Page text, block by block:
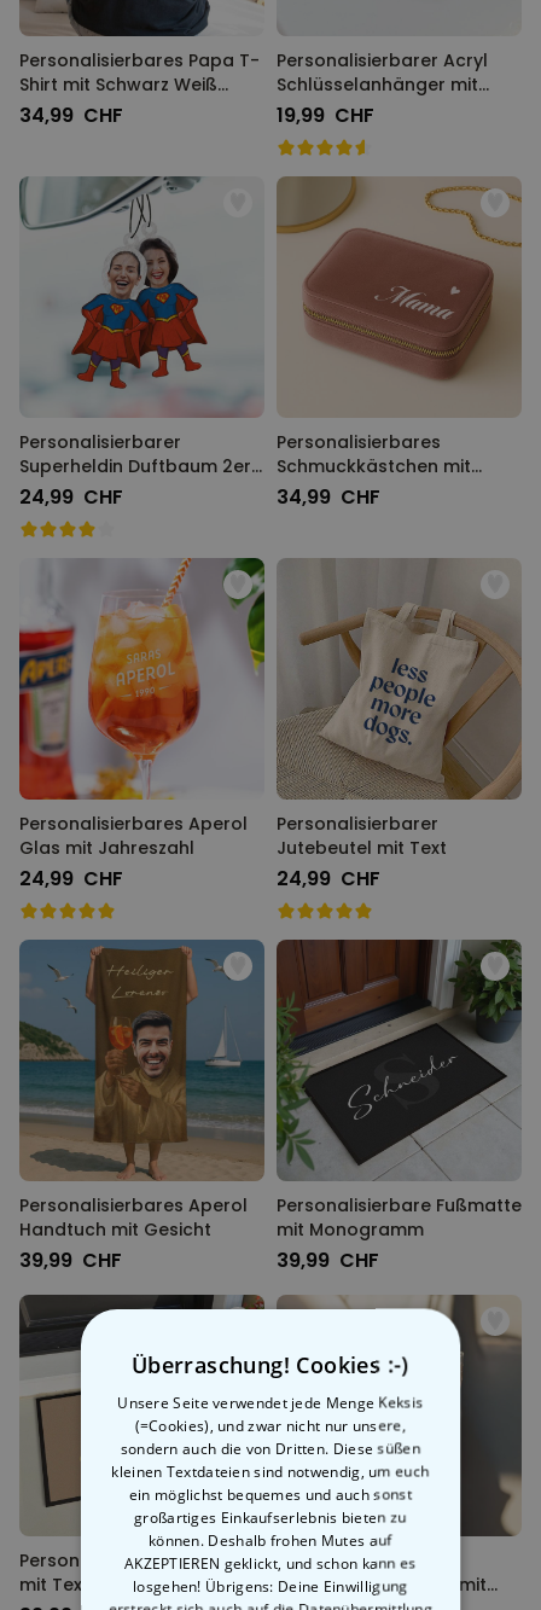
Personalisierbares Papa T-
Shirt mit Schwarz Weiß
Fotos und Text
34,99 CHF
Personalisierbarer Acryl
Schlüsselanhänger mit
Foto und Song
19,99 CHF
Personalisierbarer
Superheldin Duftbaum 2er
Set mit Gesicht
24,99 CHF
Personalisierbares
Schmuckkästchen mit
Name
34,99 CHF
Personalisierbares Aperol
Glas mit Jahreszahl
24,99 CHF
Personalisierbarer
Jutebeutel mit Text
24,99 CHF
Personalisierbares Aperol
Handtuch mit Gesicht
39,99 CHF
Personalisierbare Fußmatte
mit Monogramm
39,99 CHF
Personalisierbare Fußmatte
mit Text und Symbol
Personalisierbare
Champagnerschale mit
Überraschung! Cookies :-)
Unsere Seite verwendet jede Menge Keksis
(=Cookies), und zwar nicht nur unsere,
sondern auch die von Dritten. Diese süßen
kleinen Textdateien sind notwendig, um euch
ein möglichst bequemes und auch sonst
großartiges Einkaufserlebnis bieten zu
können. Deshalb frohen Mutes auf
AKZEPTIEREN geklickt, und schon kann es
losgehen! Übrigens: Deine Einwilligung